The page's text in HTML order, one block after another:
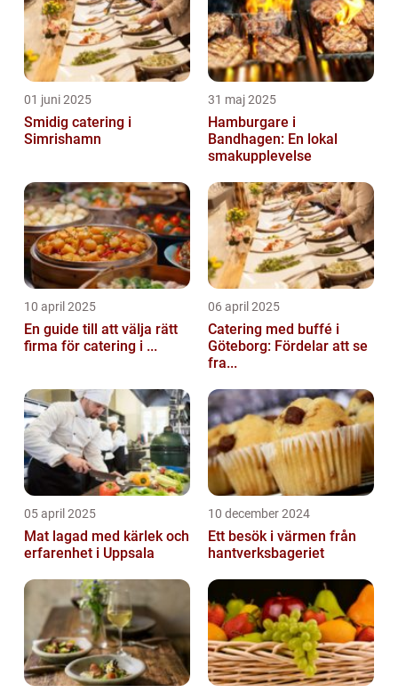
01 juni 2025
Smidig catering i
Simrishamn
31 maj 2025
Hamburgare i
Bandhagen: En lokal
smakupplevelse
10 april 2025
En guide till att välja rätt
firma för catering i ...
06 april 2025
Catering med buffé i
Göteborg: Fördelar att se
fra...
05 april 2025
Mat lagad med kärlek och
erfarenhet i Uppsala
10 december 2024
Ett besök i värmen från
hantverksbageriet